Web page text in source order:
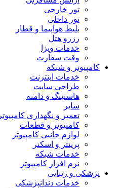
تور خارجی
تور داخلی
بلیط هواپیما و قطار
رزرو هتل
خدمات ویزا
وقت سفارت
کامپیوتر و شبکه
خدمات اینترنت
طراحی سایت
هاستینگ و دامنه
سایر
تعمیر و نگهداری کامپیوتر
کامپیوتر و قطعات
لوازم جانبی کامپیوتر
پرینتر و اسکنر
خدمات شبکه
نرم افزار کامپیوتر
پزشکی و زیبایی
خدمات دندانپزشکی